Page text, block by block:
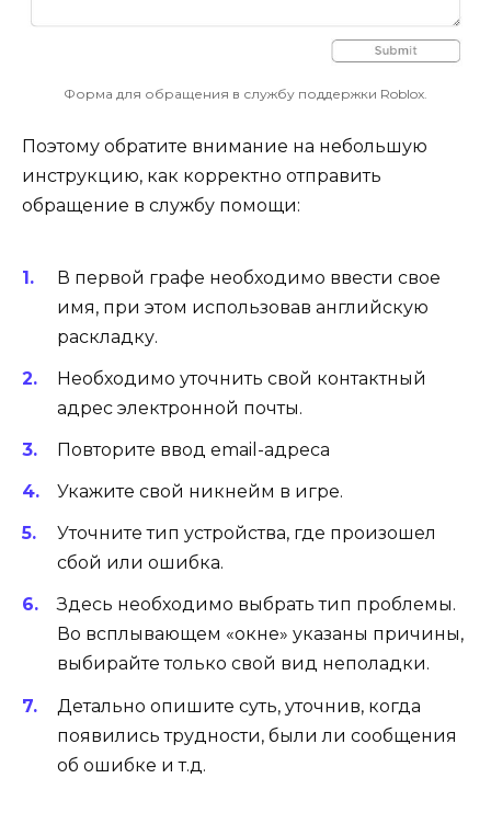
Форма для обращения в службу поддержки Roblox.
Поэтому обратите внимание на небольшую
инструкцию, как корректно отправить
обращение в службу помощи:
В первой графе необходимо ввести свое
имя, при этом использовав английскую
раскладку.
Необходимо уточнить свой контактный
адрес электронной почты.
Повторите ввод email-адреса
Укажите свой никнейм в игре.
Уточните тип устройства, где произошел
сбой или ошибка.
Здесь необходимо выбрать тип проблемы.
Во всплывающем «окне» указаны причины,
выбирайте только свой вид неполадки.
Детально опишите суть, уточнив, когда
появились трудности, были ли сообщения
об ошибке и т.д.